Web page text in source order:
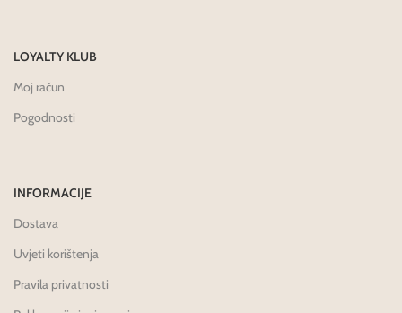
LOYALTY KLUB
Moj račun
Pogodnosti
INFORMACIJE
Dostava
Uvjeti korištenja
Pravila privatnosti